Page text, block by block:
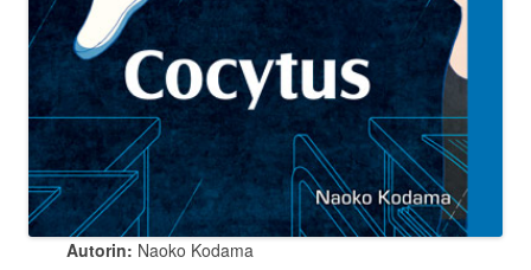
Autorin: Naoko Kodama